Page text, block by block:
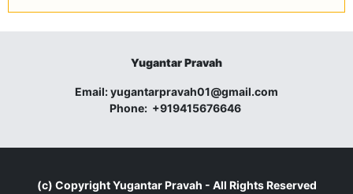
Yugantar Pravah
Email:yugantarpravah01@gmail.com
Phone: +919415676646
(c) CopyrightYugantar Pravah - All Rights Reserved